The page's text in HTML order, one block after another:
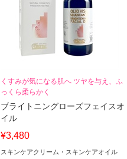
くすみが気になる肌へ ツヤを与え、ふ
っくら柔らかく
ブライトニングローズフェイスオ
イル
¥3,480
スキンケアクリーム・スキンケアオイル